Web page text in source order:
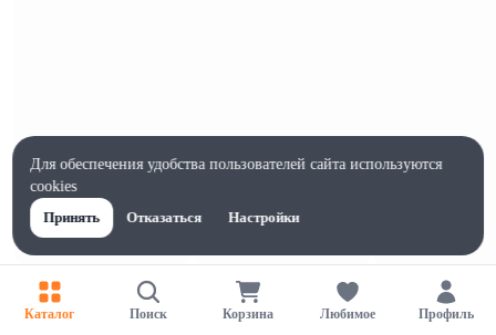
Характеристики
Ширина, мм
Каталог Поиск Корзина Любимое Профиль
Для обеспечения удобства пользователей сайта используются
cookies
Принять
Отказаться Настройки